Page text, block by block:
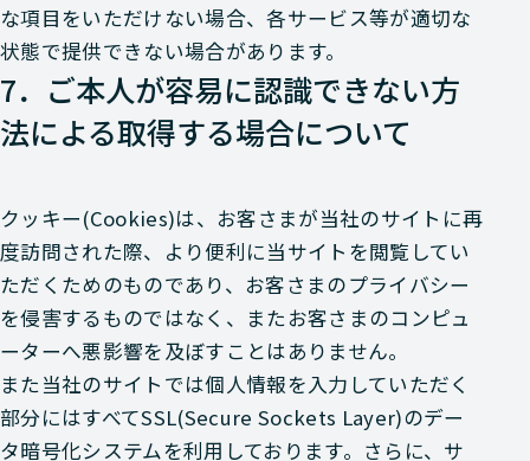
な項目をいただけない場合、各サービス等が適切な
状態で提供できない場合があります。
7．ご本人が容易に認識できない方
法による取得する場合について
クッキー(Cookies)は、お客さまが当社のサイトに再
度訪問された際、より便利に当サイトを閲覧してい
ただくためのものであり、お客さまのプライバシー
を侵害するものではなく、またお客さまのコンピュ
ーターへ悪影響を及ぼすことはありません。
また当社のサイトでは個人情報を入力していただく
部分にはすべてSSL(Secure Sockets Layer)のデー
タ暗号化システムを利用しております。さらに、サ